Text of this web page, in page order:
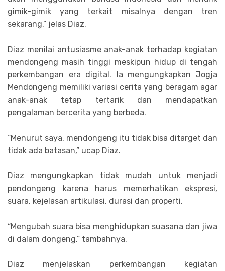
gimik-gimik yang terkait misalnya dengan tren
sekarang,” jelas Diaz.
Diaz menilai antusiasme anak-anak terhadap kegiatan
mendongeng masih tinggi meskipun hidup di tengah
perkembangan era digital. Ia mengungkapkan Jogja
Mendongeng memiliki variasi cerita yang beragam agar
anak-anak tetap tertarik dan mendapatkan
pengalaman bercerita yang berbeda.
“Menurut saya, mendongeng itu tidak bisa ditarget dan
tidak ada batasan,” ucap Diaz.
Diaz mengungkapkan tidak mudah untuk menjadi
pendongeng karena harus memerhatikan ekspresi,
suara, kejelasan artikulasi, durasi dan properti.
“Mengubah suara bisa menghidupkan suasana dan jiwa
di dalam dongeng,” tambahnya.
Diaz menjelaskan perkembangan kegiatan